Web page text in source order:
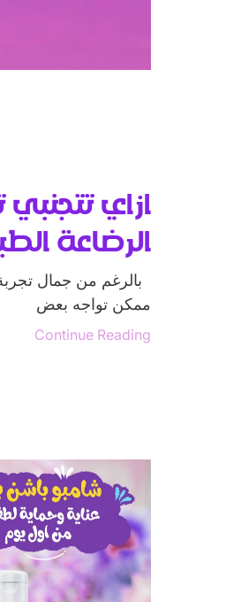
ازاي
الرضاعة
بالرغم من جمال تجربة
ممكن تواجه بعض
Continue Reading